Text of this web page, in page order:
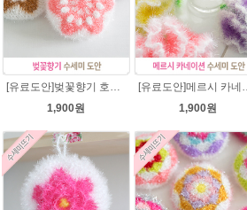
[유료도안]벚꽃향기 호빵수세미뜨기 도안(수세미실은 옵션에서 추가구매 가능)/수세미뜨기/수세미실/반짝이수세미/반짝이실/별수세미 호빵수세미 웰빙수세미 퐁퐁수세미 코바늘수세미
1,900원
[유료도안]메르시 카네이션수세미 뜨기 도안(수세미실은 옵션에서
1,900원